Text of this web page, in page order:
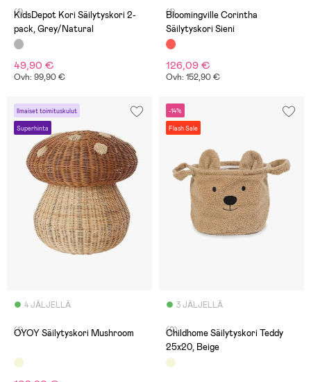
(1)
KidsDepot Kori Säilytyskori 2-
pack, Grey/Natural
49,90 €
Ovh: 99,90 €
(1)
Bloomingville Corintha
Säilytyskori Sieni
126,09 €
Ovh: 152,90 €
Ilmaiset toimituskulut
Superhinta
4 JÄLJELLÄ
(1)
OYOY Säilytyskori Mushroom
-14%
Flash Sale
3 JÄLJELLÄ
(0)
Childhome Säilytyskori Teddy
25x20, Beige